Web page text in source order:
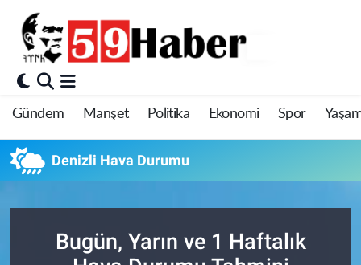
Gündem Manşet Politika Ekonomi Spor
Denizli Hava Durumu
Bugün, Yarın ve 1 Haftalık